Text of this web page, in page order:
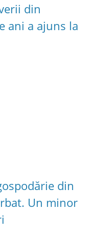
din
ani a ajuns la
din
Un minor